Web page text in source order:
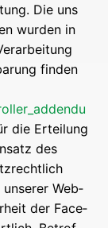
Die uns
wur­den in
fin­den
die Ertei­lung
des
unse­rer Web­
der Face­